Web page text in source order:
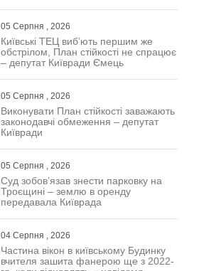
05 Серпня , 2026
Київські ТЕЦ виб’ють першим же
обстрілом, План стійкості не спрацює
– депутат Київради Ємець
05 Серпня , 2026
Виконувати План стійкості заважають
законодавчі обмеження – депутат
Київради
05 Серпня , 2026
Суд зобов’язав знести парковку на
Троєщині – землю в оренду
передавала Київрада
04 Серпня , 2026
Частина вікон в київському Будинку
вчителя зашита фанерою ще з 2022-